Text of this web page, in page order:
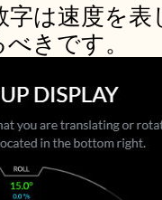
字は速度を
きです。